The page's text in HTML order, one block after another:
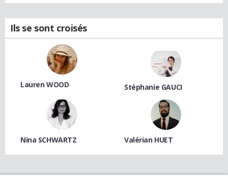
Ils se sont croisés
Lauren WOOD Stéphanie GAUCI
Nina SCHWARTZ Valérian HUET